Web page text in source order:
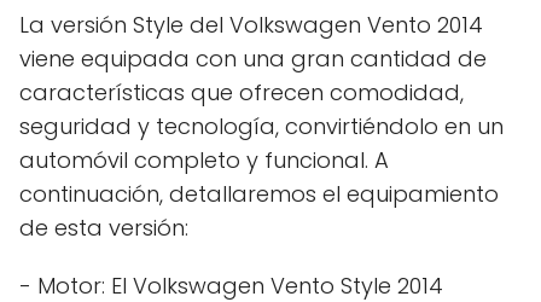
La versión Style del Volkswagen Vento 2014
viene equipada con una gran cantidad de
características que ofrecen comodidad,
seguridad y tecnología, convirtiéndolo en un
automóvil completo y funcional. A
continuación, detallaremos el equipamiento
de esta versión:
- Motor: El Volkswagen Vento Style 2014